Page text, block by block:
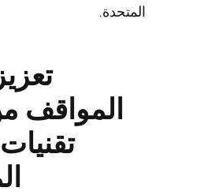
تعزيز كفاءة
المواقف من خلال
تقنيات ANPR
المتقدمة